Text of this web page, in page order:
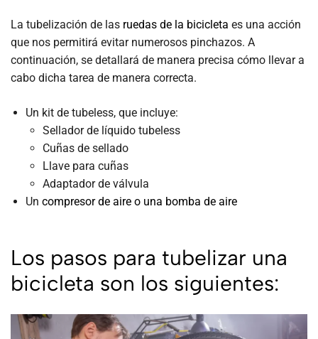
La tubelización de las ruedas de la bicicleta es una acción
que nos permitirá evitar numerosos pinchazos. A
continuación, se detallará de manera precisa cómo llevar a
cabo dicha tarea de manera correcta.
Un kit de tubeless, que incluye:
Sellador de líquido tubeless
Cuñas de sellado
Llave para cuñas
Adaptador de válvula
Un compresor de aire o una bomba de aire
Los pasos para tubelizar una
bicicleta son los siguientes: